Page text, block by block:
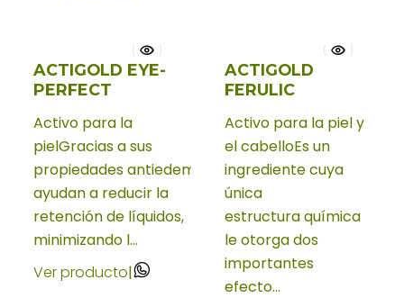
ACTIGOLD EYE-
PERFECT
Activo para la
pielGracias a sus
propiedades antiedema,
ayudan a reducir la
retención de líquidos,
minimizando l...
Ver producto|
ACTIGOLD
FERULIC
Activo para la piel y
el cabelloEs un
ingrediente cuya
única
estructura química
le otorga dos
importantes
efecto...